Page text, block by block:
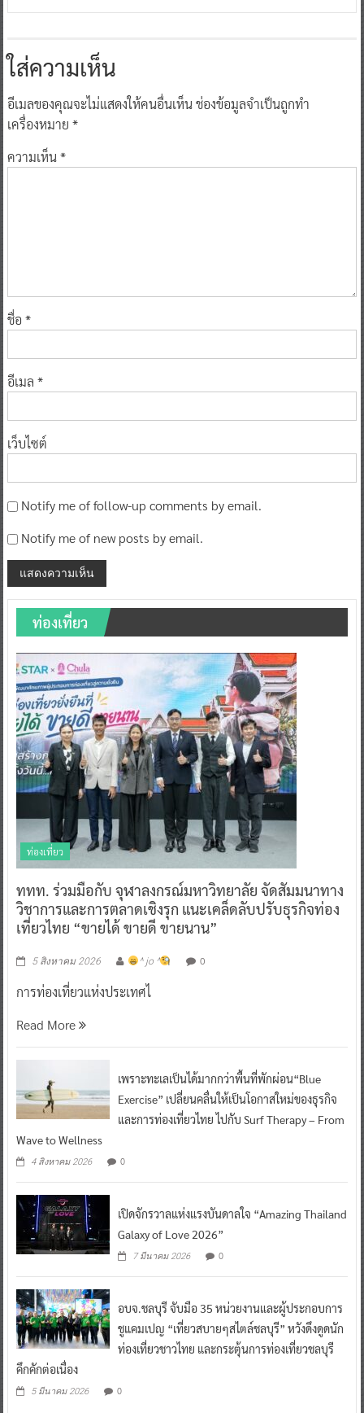
ใส่ความเห็น
อีเมลของคุณจะไม่แสดงให้คนอื่นเห็นช่องข้อมูลจำเป็นถูกทำ
เครื่องหมาย *
ความเห็น*
ชื่อ *
อีเมล *
เว็บไซต์
Notify me of follow-up comments by email.
Notify me of new posts by email.
ท่องเที่ยว
ท่องเที่ยว
ททท. ร่วมมือกับ จุฬาลงกรณ์มหาวิทยาลัย จัดสัมมนาทาง
วิชาการและการตลาดเชิงรุก แนะเคล็ดลับปรับธุรกิจท่อง
เที่ยวไทย “ขายได้ ขายดี ขายนาน”
5 สิงหาคม 2026 ^ jo ^ 0
การท่องเที่ยวแห่งประเทศไ
Read More
เพราะทะเลเป็นได้มากกว่าพื้นที่พักผ่อน“Blue
Exercise” เปลี่ยนคลื่นให้เป็นโอกาสใหม่ของธุรกิจ
และการท่องเที่ยวไทย ไปกับ Surf Therapy – From
Wave to Wellness
4 สิงหาคม 2026 0
เปิดจักรวาลแห่งแรงบันดาลใจ “Amazing Thailand
Galaxy of Love 2026”
7 มีนาคม 2026 0
อบจ.ชลบุรี จับมือ 35 หน่วยงานและผู้ประกอบการ
ชูแคมเปญ “เที่ยวสบายๆสไตล์ชลบุรี” หวังดึงดูดนัก
ท่องเที่ยวชาวไทย และกระตุ้นการท่องเที่ยวชลบุรี
คึกคักต่อเนื่อง
5 มีนาคม 2026 0